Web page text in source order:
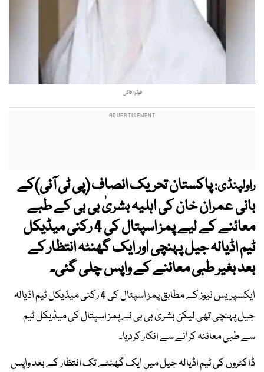
فوٹو: فائل
راولپنڈی:پاکستان تحریک انصاف (پی ٹی آئی)کے
بانی عمران خان کی اہلیہ بشریٰ بی بی کے طبے
معائنے کے لیے پمز اسپتال کی 4 رکنی میڈیکل
ٹیم اڈیالہ جیل پہنچی اور ایک گھنٹہ انتظار کے
بعد بغیر طبی معائنے کے واپس چلی گئی۔
ایکسپریس نیوز کے مطابق پمز اسپتال کی 4 رکنی میڈیکل ٹیم اڈیالہ
جیل پہنچی تھی لیکن بشریٰ بی بی نے پمز اسپتال کی میڈیکل ٹیم
سے طبی معائنہ کرانے سے انکار کردیا۔
ڈاکٹروں کی ٹیم اڈیالہ جیل میں ایک گھنٹے تک انتظار کے بعد واپس